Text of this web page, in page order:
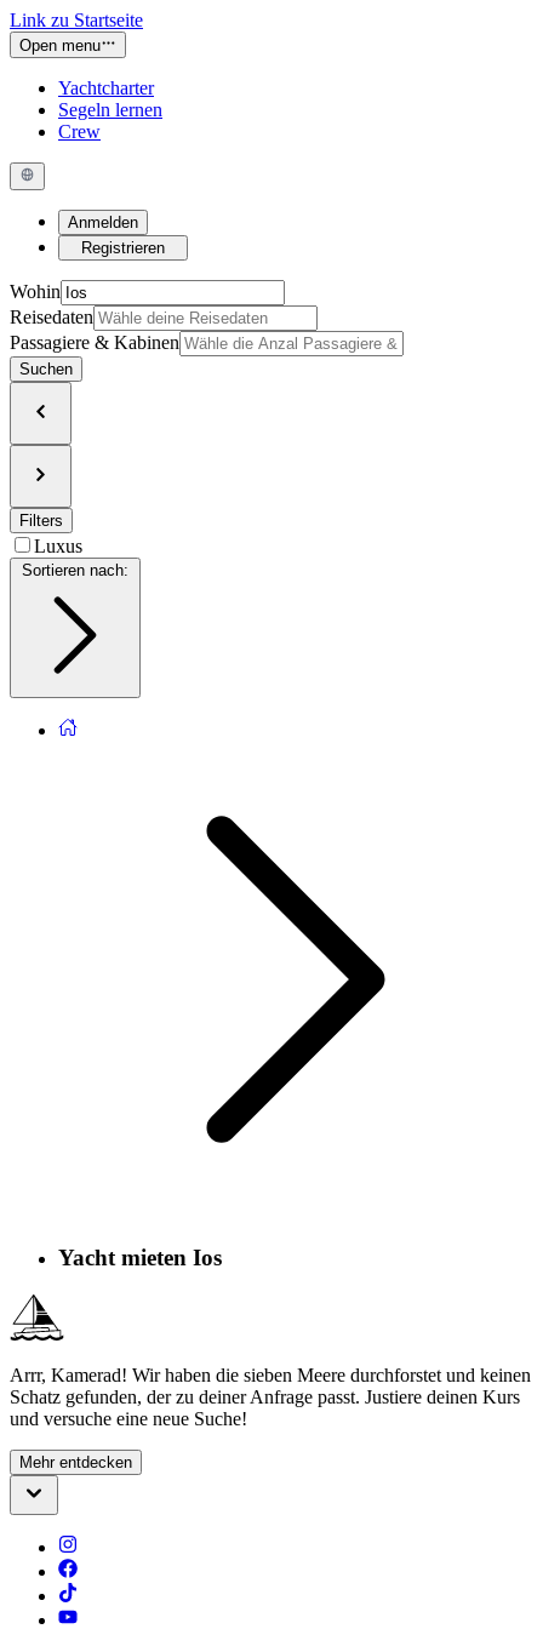
Link zu Startseite
Open menu
Yachtcharter
Segeln lernen
Crew
Anmelden
Registrieren
Wohin
Reisedaten
Passagiere & Kabinen
Suchen
Filters
Luxus
Sortieren nach
Yacht mieten Ios
Arrr, Kamerad! Wir haben die sieben Meere durchforstet und keinen
Schatz gefunden, der zu deiner Anfrage passt. Justiere deinen Kurs
und versuche eine neue Suche!
Mehr entdecken